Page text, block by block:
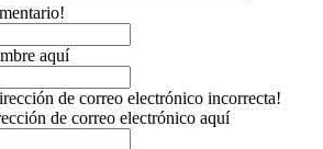
aquí
de correo electrónico incorrecta!
de correo electrónico aquí